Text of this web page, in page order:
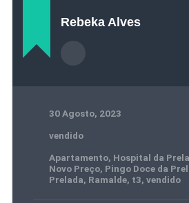
Rebeka Alves
30 Agosto, 2023
vendido
Apartamento, Hospital da
Novo Preço, Pingo Doce da
Prelada, Ramalde, t3, vendido